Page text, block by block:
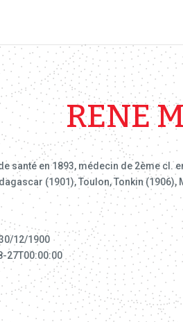
RENE
santé en 1893, médecin de 2ème cl.
(1901), Toulon, Tonkin (1906),
12/1900
27T00:00:00